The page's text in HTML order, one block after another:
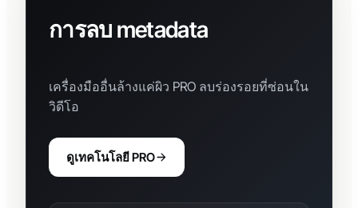
การลบ metadata
เครื่องมืออื่นล้างแค่ผิว PRO ลบร่องรอยที่ซ่อนใน
วิดีโอ
ดูเทคโนโลยี PRO